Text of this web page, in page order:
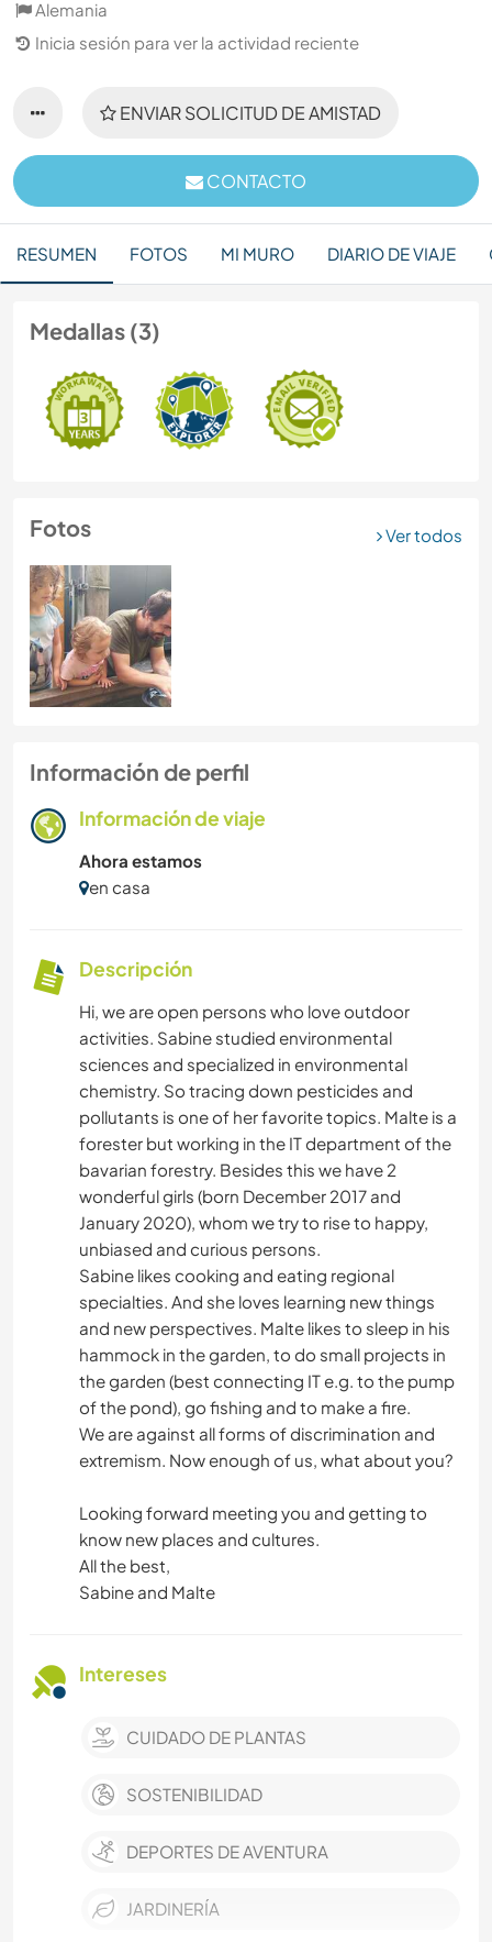
Alemania
Inicia sesión para ver la actividad reciente
ENVIAR SOLICITUD DE AMISTAD
CONTACTO
RESUMEN FOTOS MI MURO DIARIO DE VIAJE
Medallas (3)
Fotos Ver todos
Información de perfil
Información de viaje
Ahora estamos
en casa
Descripción
Hi, we are open persons who love outdoor
activities. Sabine studied environmental
sciences and specialized in environmental
chemistry. So tracing down pesticides and
pollutants is one of her favorite topics. Malte is a
forester but working in the IT department of the
bavarian forestry. Besides this we have 2
wonderful girls (born December 2017 and
January 2020), whom we try to rise to happy,
unbiased and curious persons.
Sabine likes cooking and eating regional
specialties. And she loves learning new things
and new perspectives. Malte likes to sleep in his
hammock in the garden, to do small projects in
the garden (best connecting IT e.g. to the pump
of the pond), go fishing and to make a fire.
We are against all forms of discrimination and
extremism. Now enough of us, what about you?
Looking forward meeting you and getting to
know new places and cultures.
All the best,
Sabine and Malte
Intereses
CUIDADO DE PLANTAS
SOSTENIBILIDAD
DEPORTES DE AVENTURA
JARDINERÍA